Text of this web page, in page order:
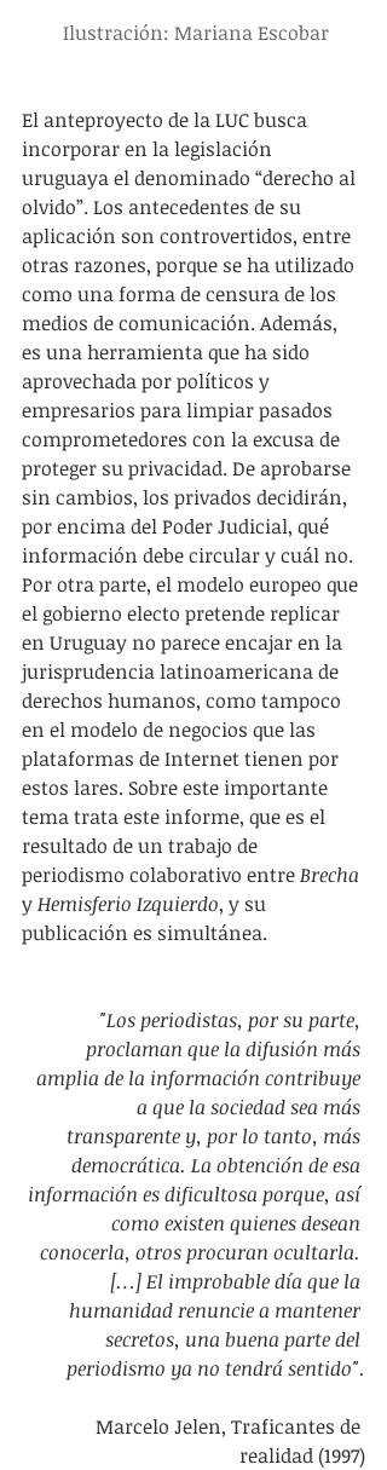
Ilustración: Mariana Escobar
El anteproyecto de la LUC busca
incorporar en la legislación
uruguaya el denominado “derecho al
olvido”. Los antecedentes de su
aplicación son controvertidos, entre
otras razones, porque se ha utilizado
como una forma de censura de los
medios de comunicación. Además,
es una herramienta que ha sido
aprovechada por políticos y
empresarios para limpiar pasados
comprometedores con la excusa de
proteger su privacidad. De aprobarse
sin cambios, los privados decidirán,
por encima del Poder Judicial, qué
información debe circular y cuál no.
Por otra parte, el modelo europeo que
el gobierno electo pretende replicar
en Uruguay no parece encajar en la
jurisprudencia latinoamericana de
derechos humanos, como tampoco
en el modelo de negocios que las
plataformas de Internet tienen por
estos lares. Sobre este importante
tema trata este informe, que es el
resultado de un trabajo de
periodismo colaborativo entre Brecha
y Hemisferio Izquierdo, y su
publicación es simultánea.
"Los periodistas, por su parte,
proclaman que la difusión más
amplia de la información contribuye
a que la sociedad sea más
transparente y, por lo tanto, más
democrática. La obtención de esa
información es dificultosa porque, así
como existen quienes desean
conocerla, otros procuran ocultarla.
[…] El improbable día que la
humanidad renuncie a mantener
secretos, una buena parte del
periodismo ya no tendrá sentido".
Marcelo Jelen, Traficantes de
realidad (1997)